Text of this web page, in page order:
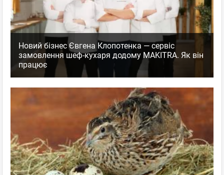
Новий бізнес Євгена Клопотенка — сервіс
замовлення шеф-кухаря додому MAKITRA. Як він
працює